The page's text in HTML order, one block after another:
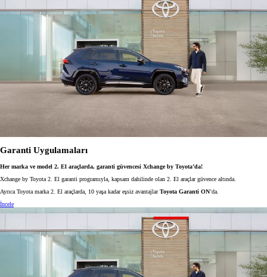
Garanti Uygulamaları
Her marka ve model 2. El araçlarda, garanti güvencesi Xchange by Toyota’da!
Xchange by Toyota 2. El garanti programıyla, kapsam dahilinde olan 2. El araçlar güvence altında.
Ayrıca Toyota marka 2. El araçlarda, 10 yaşa kadar eşsiz avantajlarToyota Garanti ON’da.
İncele